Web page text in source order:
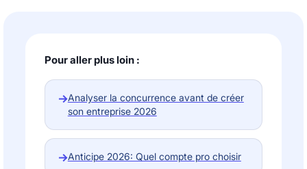
Pour aller plus loin :
→Analyser la concurrence avant de créer
son entreprise 2026
→Anticipe 2026: Quel compte pro choisir